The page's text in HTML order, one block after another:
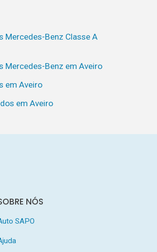
Mercedes-Benz Classe A
Mercedes-Benz em Aveiro
em Aveiro
em Aveiro
NÓS
SAPO